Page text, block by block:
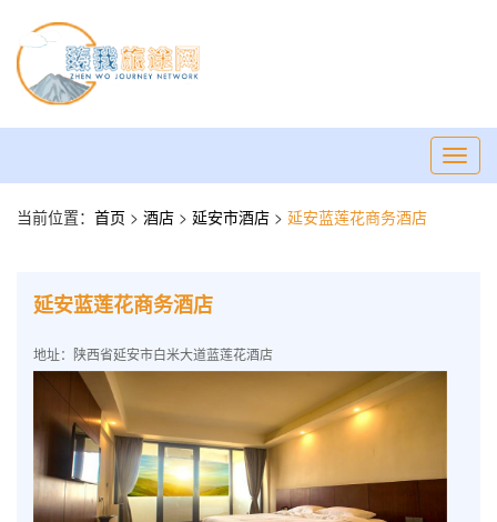
当前位置： 首页 > 酒店 > 延安市酒店 > 延安蓝莲花商务酒店
延安蓝莲花商务酒店
地址：陕西省延安市白米大道蓝莲花酒店